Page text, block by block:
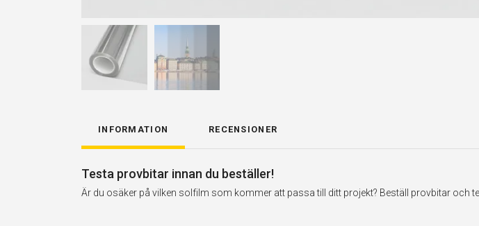
INFORMATION RECENSIONER
Testa provbitar innan du beställer!
Är du osäker på vilken solfilm som kommer att passa till ditt projekt? Beställ provbitar och